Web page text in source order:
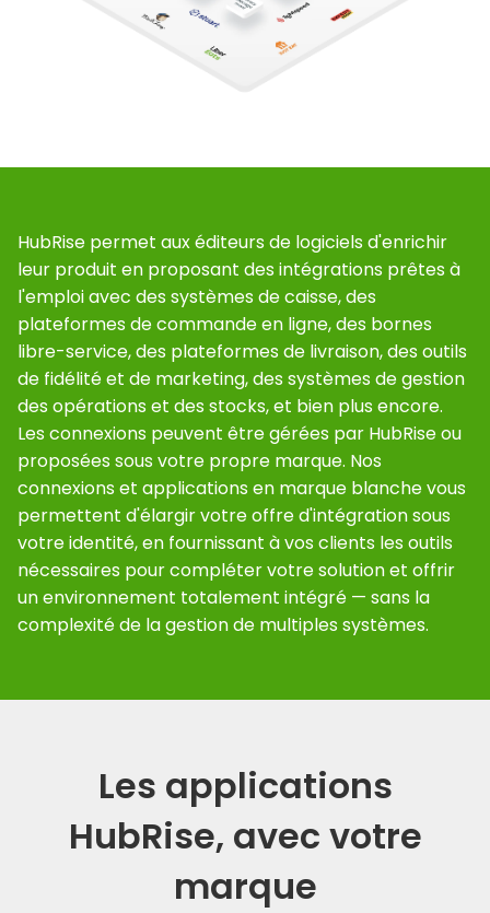
HubRise permet aux éditeurs de logiciels d'enrichir
leur produit en proposant des intégrations prêtes à
l'emploi avec des systèmes de caisse, des
plateformes de commande en ligne, des bornes
libre-service, des plateformes de livraison, des outils
de fidélité et de marketing, des systèmes de gestion
des opérations et des stocks, et bien plus encore.
Les connexions peuvent être gérées par HubRise ou
proposées sous votre propre marque. Nos
connexions et applications en marque blanche vous
permettent d'élargir votre offre d'intégration sous
votre identité, en fournissant à vos clients les outils
nécessaires pour compléter votre solution et offrir
un environnement totalement intégré — sans la
complexité de la gestion de multiples systèmes.
Les applications
HubRise, avec votre
marque